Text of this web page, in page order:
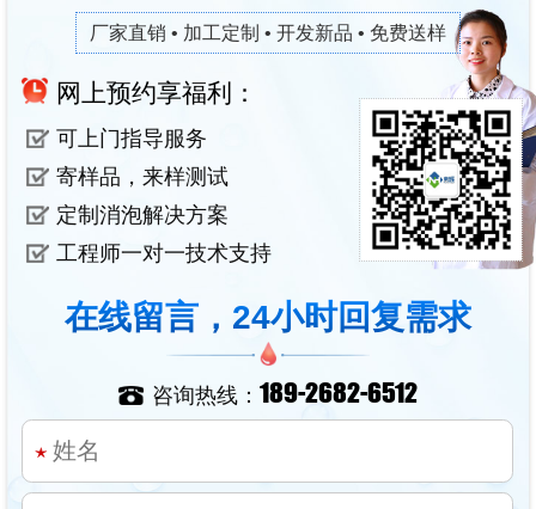
在线留言，24小时回复需求
厂家直销 • 加工定制 • 开发新品 • 免费送样
网上预约享福利：
可上门指导服务
寄样品，来样测试
定制消泡解决方案
工程师一对一技术支持
咨询热线： 189-2682-6512